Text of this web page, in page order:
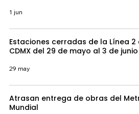
1 jun
Estaciones cerradas de la Línea 2
CDMX del 29 de mayo al 3 de junio
29 may
Atrasan entrega de obras del
Mundial